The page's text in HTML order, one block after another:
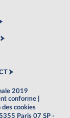
2019
conforme
des cookies
Paris 07 SP -